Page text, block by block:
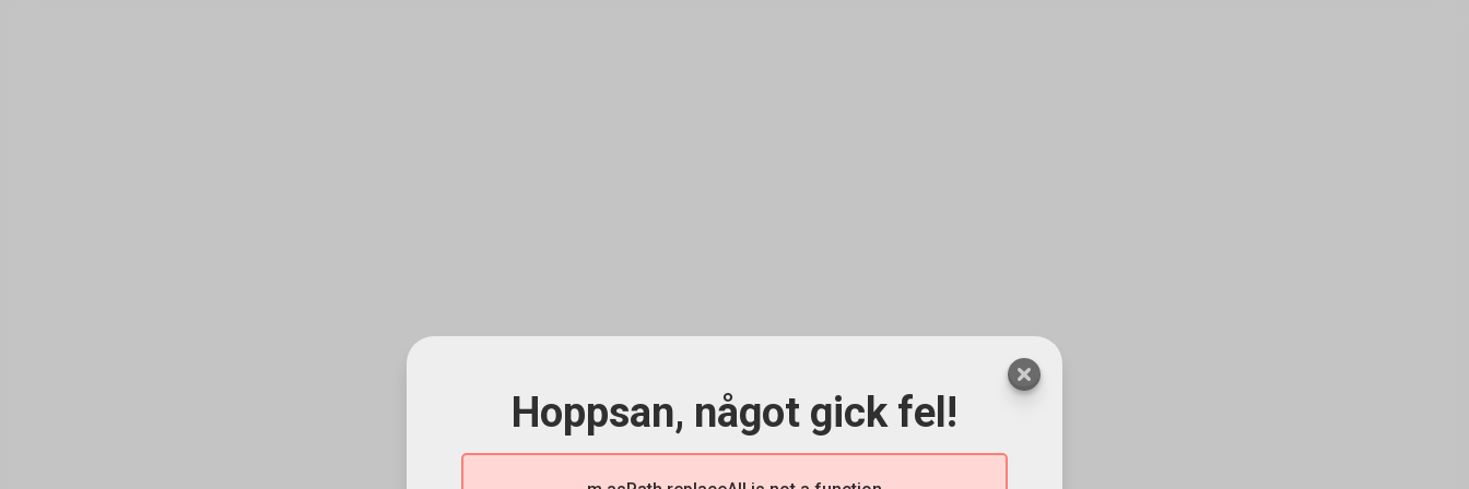
Hoppsan, något gick fel!